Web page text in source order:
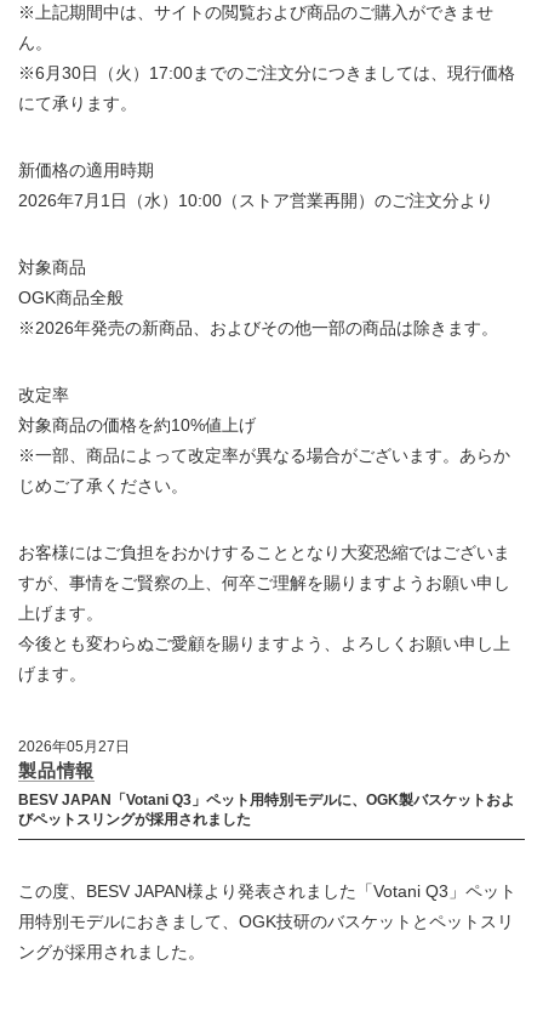
※上記期間中は、サイトの閲覧および商品のご購入ができませ
ん。
※6月30日（火）17:00までのご注文分につきましては、現行価格
にて承ります。
新価格の適用時期
2026年7月1日（水）10:00（ストア営業再開）のご注文分より
対象商品
OGK商品全般
※2026年発売の新商品、およびその他一部の商品は除きます。
改定率
対象商品の価格を約10%値上げ
※一部、商品によって改定率が異なる場合がございます。あらか
じめご了承ください。
お客様にはご負担をおかけすることとなり大変恐縮ではございま
すが、事情をご賢察の上、何卒ご理解を賜りますようお願い申し
上げます。
今後とも変わらぬご愛顧を賜りますよう、よろしくお願い申し上
げます。
2026年05月27日
製品情報
BESV JAPAN「Votani Q3」ペット用特別モデルに、OGK製バスケットおよ
びペットスリングが採用されました
この度、BESV JAPAN様より発表されました「Votani Q3」ペット
用特別モデルにおきまして、OGK技研のバスケットとペットスリ
ングが採用されました。